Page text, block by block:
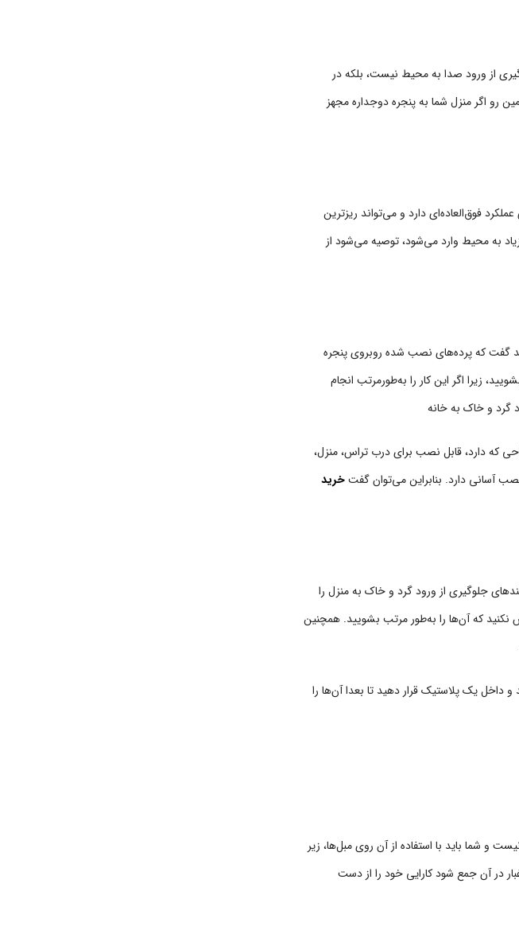
از ورود صدا به محیط نیست، بلکه در
رو اگر منزل شما به پنجره دوجداره مجهز
فوق‌العاده‌ای دارد و می‌تواند ریزترین
زیاد به محیط وارد می‌شود، توصیه می‌شود از
گفت که پرده‌های نصب شده روبروی پنجره
زیرا اگر این کار را به‌طورمرتب انجام
گرد و خاک به خانه
که دارد، قابل نصب برای درب تراس، منزل،
آسانی دارد. بنابراین می‌توان گفتخرید
جلوگیری از ورود گرد و خاک به منزل را
نکنید که آن‌ها را به‌طور مرتب بشویید. همچنین
داخل یک پلاستیک قرار دهید تا بعدا آن‌ها را
و شما باید با استفاده از آن روی مبل‌ها، زیر
در آن جمع شود کارایی خود را از دست